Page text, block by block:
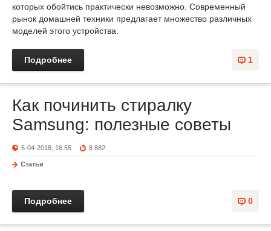
которых обойтись практически невозможно. Современный
рынок домашней техники предлагает множество различных
моделей этого устройства.
1
Подробнее
Как починить стиралку
Samsung: полезные советы
5-04-2018, 16:55 8 882
Статьи
0
Подробнее